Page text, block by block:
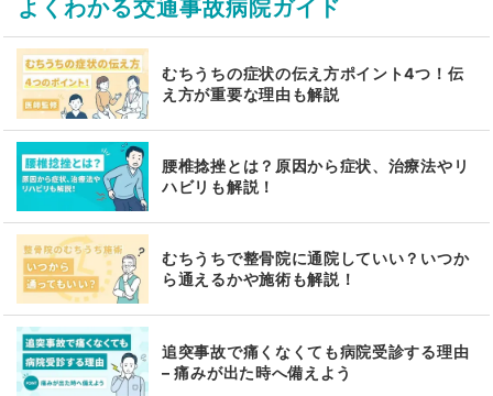
よくわかる交通事故病院ガイド
むちうちの症状の伝え方ポイント4つ！伝
え方が重要な理由も解説
腰椎捻挫とは？原因から症状、治療法やリ
ハビリも解説！
むちうちで整骨院に通院していい？いつか
ら通えるかや施術も解説！
追突事故で痛くなくても病院受診する理由
– 痛みが出た時へ備えよう